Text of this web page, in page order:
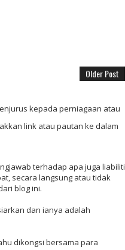
Older Post
kepada perniagaan atau
link atau pautan ke dalam
terhadap apa juga liabiliti,
secara langsung atau tidak
blog ini.
dan ianya adalah
dikongsi bersama para